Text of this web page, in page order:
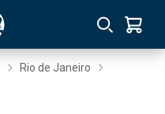
Rio de Janeiro